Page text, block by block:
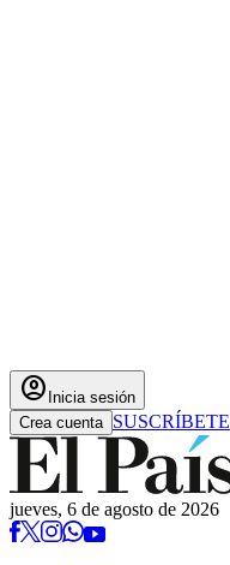
account_circle Inicia sesión
Crea cuenta SUSCRÍBETE
jueves, 6 de agosto de 2026